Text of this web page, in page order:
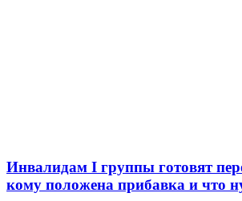
Инвалидам I группы готовят
кому положена прибавка и что